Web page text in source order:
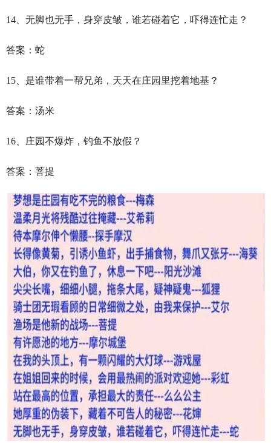
14、无脚也无手，身穿皮皱，谁若碰着它，吓得连忙走？
答案：蛇
15、是谁带着一帮兄弟，天天在庄园里挖着地基？
答案：汤米
16、庄园不爆炸，钓鱼不放假？
答案：菩提